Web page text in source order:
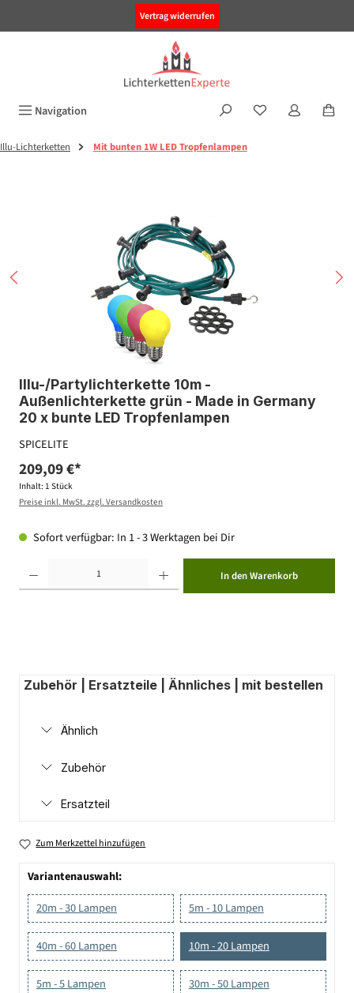
Vertrag widerrufen
Navigation
Illu-Lichterketten Mit bunten 1W LED Tropfenlampen
Illu-/Partylichterkette 10m -
Außenlichterkette grün - Made in Germany
20 x bunte LED Tropfenlampen
SPICELITE
209,09 €*
Inhalt: 1 Stück
Preise inkl. MwSt. zzgl. Versandkosten
Sofort verfügbar: In 1 - 3 Werktagen bei Dir
In den Warenkorb
Zubehör | Ersatzteile | Ähnliches | mit bestellen
Ähnlich
Zubehör
Ersatzteil
Zum Merkzettel hinzufügen
Variantenauswahl:
20m - 30 Lampen
5m - 10 Lampen
40m - 60 Lampen 10m - 20 Lampen
5m - 5 Lampen 30m - 50 Lampen